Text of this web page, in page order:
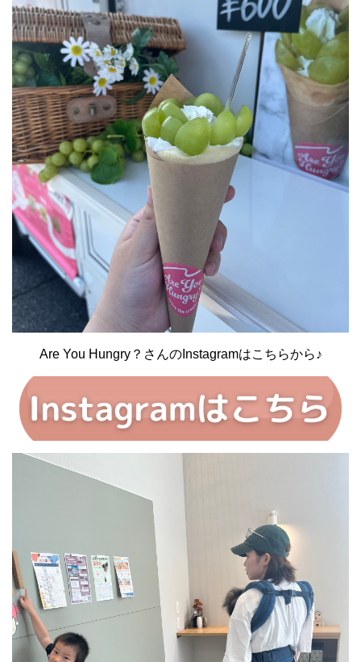
Are You Hungry？さんのInstagramはこちらから♪